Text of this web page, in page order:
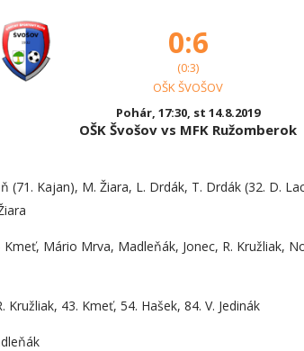
0:6
(0:3)
OŠK ŠVOŠOV
Pohár, 17:30, st 14.8.2019
OŠK Švošov vs MFK Ružomberok
(71. Kajan), M. Žiara, L. Drdák, T. Drdák (32. D.
Kmeť, Mário Mrva, Madleňák, Jonec, R. Kružliak,
Kružliak, 43. Kmeť, 54. Hašek, 84. V. Jedinák